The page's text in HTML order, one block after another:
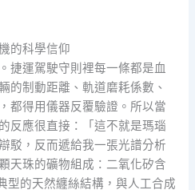
的科學信仰
捷運駕駛守則裡每一條都是血
的制動距離、軌道磨耗係數、
都得用儀器反覆驗證。所以當
反應很直接：「這不就是瑪瑙
駁，反而遞給我一張光譜分析
天珠的礦物組成：二氧化矽含
型的天然纏絲結構，與人工合成